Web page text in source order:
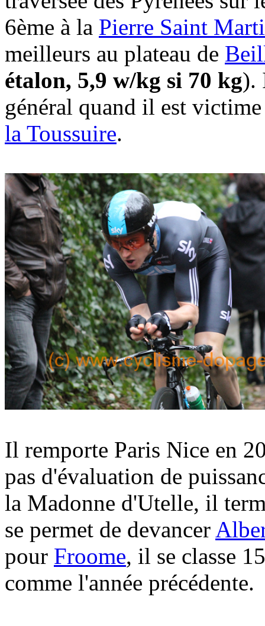
6ème à la Pierre Saint
meilleurs au plateau de
étalon, 5,9 w/kg si 70 kg).
général quand il est
la Toussuire.
Il remporte Paris Nice en
pas d'évaluation de
la Madonne d'Utelle, il
se permet de devancer
pour Froome, il se classe
comme l'année précédente.